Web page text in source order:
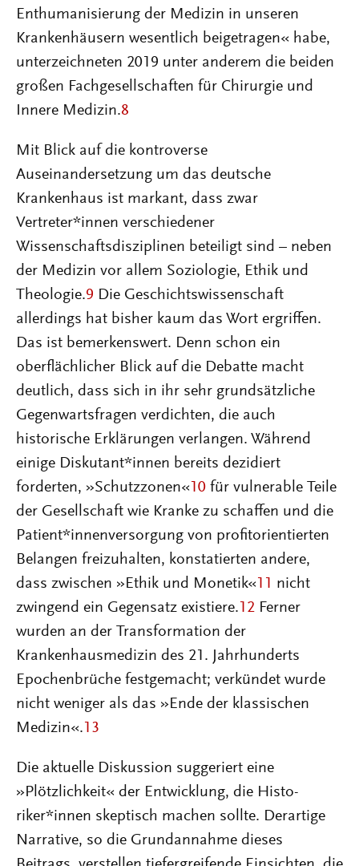
Enthumanisierung der Medizin in unseren
Krankenhäusern wesentlich beigetragen« habe,
unterzeichneten 2019 unter anderem die beiden
großen Fachgesellschaften für Chirurgie und
Innere Medizin.8
Mit Blick auf die kontroverse
Auseinandersetzung um das deutsche
Krankenhaus ist markant, dass zwar
Vertreter*innen verschiedener
Wissenschaftsdisziplinen beteiligt sind – neben
der Medizin vor allem Soziologie, Ethik und
Theologie.9 Die Geschichtswissenschaft
allerdings hat bisher kaum das Wort ergriffen.
Das ist bemerkenswert. Denn schon ein
oberflächlicher Blick auf die Debatte macht
deutlich, dass sich in ihr sehr grundsätzliche
Gegenwartsfragen verdichten, die auch
historische Erklärungen verlangen. Während
einige Diskutant*innen bereits dezidiert
forderten, »Schutzzonen« 10 für vulnerable Teile
der Gesellschaft wie Kranke zu schaffen und die
Patient*innenversorgung von profitorientierten
Belangen freizuhalten, konstatierten andere,
dass zwischen »Ethik und Monetik« 11 nicht
zwingend ein Gegensatz existiere. 12 Ferner
wurden an der Transformation der
Krankenhausmedizin des 21. Jahrhunderts
Epochenbrüche festgemacht; verkündet wurde
nicht weniger als das »Ende der klassischen
Medizin«. 13
Die aktuelle Diskussion suggeriert eine
»Plötzlichkeit« der Entwicklung, die Histo­
riker*innen skeptisch machen sollte. Derartige
Narrative, so die Grundannahme dieses